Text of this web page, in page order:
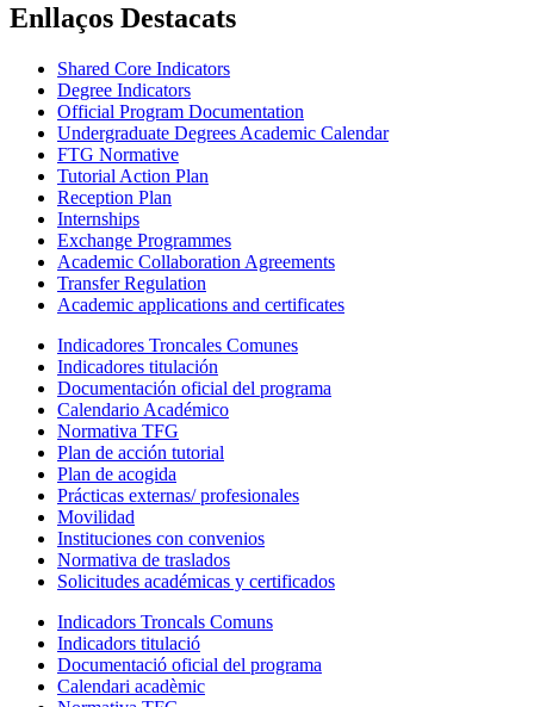
Enllaços Destacats
Shared Core Indicators
Degree Indicators
Official Program Documentation
Undergraduate Degrees Academic Calendar
FTG Normative
Tutorial Action Plan
Reception Plan
Internships
Exchange Programmes
Academic Collaboration Agreements
Transfer Regulation
Academic applications and certificates
Indicadores Troncales Comunes
Indicadores titulación
Documentación oficial del programa
Calendario Académico
Normativa TFG
Plan de acción tutorial
Plan de acogida
Prácticas externas/ profesionales
Movilidad
Instituciones con convenios
Normativa de traslados
Solicitudes académicas y certificados
Indicadors Troncals Comuns
Indicadors titulació
Documentació oficial del programa
Calendari acadèmic